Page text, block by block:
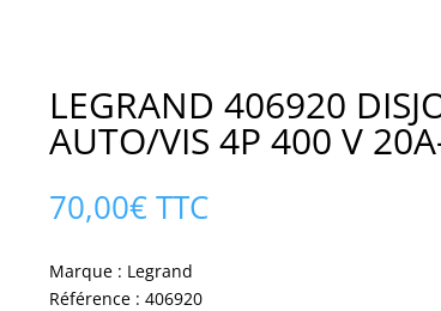
LEGRAND 406920
AUTO/VIS 4P 400 V
70,00€TTC
Marque : Legrand
Référence : 406920